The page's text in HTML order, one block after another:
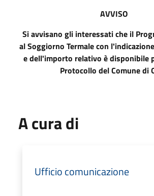
AVVISO
Si avvisano gli interessati che il
al Soggiorno Termale con
e dell'importo relativo è disponibile
Protocollo del Comune di
A cura di
Ufficio comunicazione